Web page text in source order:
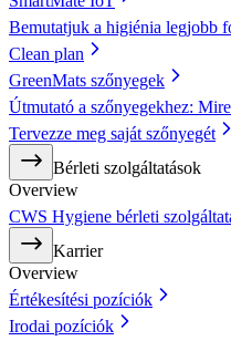
Bemutatjuk a higiénia legjobb
Clean plan
GreenMats szőnyegek
Útmutató a szőnyegekhez:
Tervezze meg saját szőnyegét
Bérleti szolgáltatások
Overview
CWS Hygiene bérleti
Karrier
Overview
Értékesítési pozíciók
Irodai pozíciók